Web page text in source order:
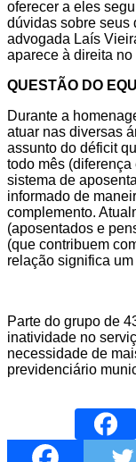
oferecer a eles
dúvidas sobre seus
advogada Laís
aparece à direita no
QUESTÃO DO
Durante a
atuar nas diversas
assunto do déficit
todo mês
sistema de
informado de
complemento.
(aposentados e
(que contribuem
relação significa
Parte do grupo de
inatividade no
necessidade de
previdenciário